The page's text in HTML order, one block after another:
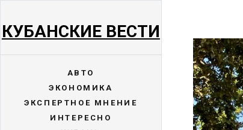
КУБАНСКИЕ ВЕСТИ
АВТО
ЭКОНОМИКА
ЭКСПЕРТНОЕ МНЕНИЕ
ИНТЕРЕСНО